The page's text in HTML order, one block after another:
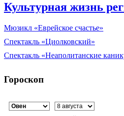
Культурная жизнь
Мюзикл «Еврейское счастье»
Спектакль «Циолковский»
Спектакль «Неаполитанские
Гороскоп